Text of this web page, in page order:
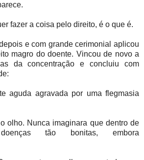
fazer a coisa pelo direito, é o que é.
e com grande cerimonial aplicou
magro do doente. Vincou de novo a
da concentração e concluiu com
aguda agravada por uma flegmasia
olho. Nunca imaginara que dentro de
tão bonitas, embora